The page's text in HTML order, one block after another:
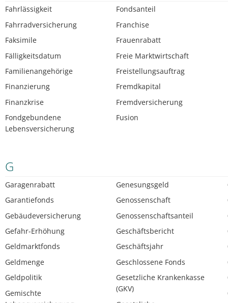
Fahrlässigkeit
Fahrradversicherung
Faksimile
Fälligkeitsdatum
Familienangehörige
Finanzierung
Finanzkrise
Fondgebundene
Lebensversicherung
Fondsanteil
Franchise
Frauenrabatt
Freie Marktwirtschaft
Freistellungsauftrag
Fremdkapital
Fremdversicherung
Fusion
G
Garagenrabatt
Garantiefonds
Gebäudeversicherung
Gefahr-Erhöhung
Geldmarktfonds
Geldmenge
Geldpolitik
Gemischte
Genesungsgeld
Genossenschaft
Genossenschaftsanteil
Geschäftsbericht
Geschäftsjahr
Geschlossene Fonds
Gesetzliche Krankenkasse
(GKV)